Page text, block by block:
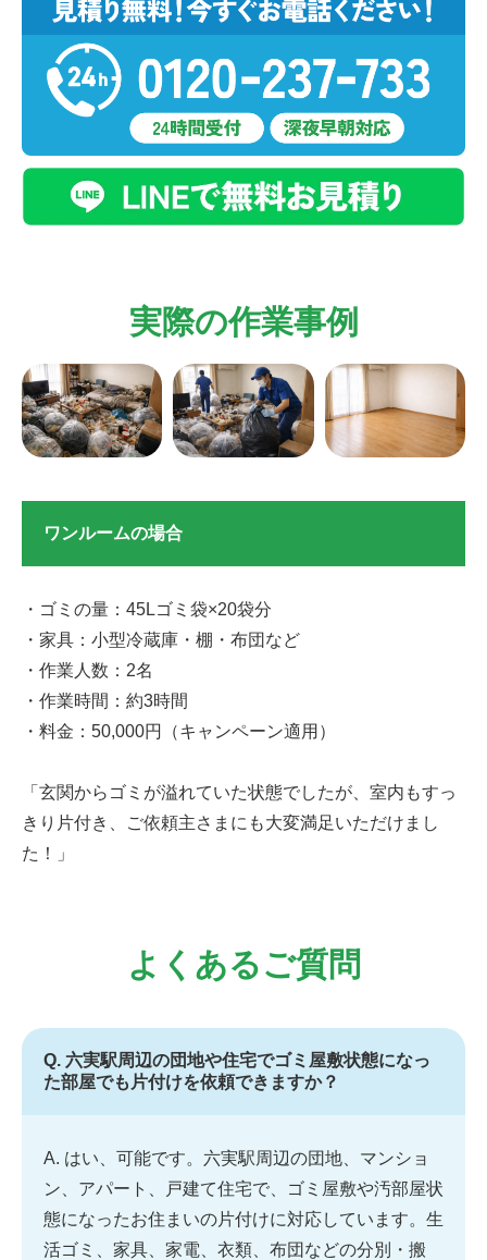
実際の作業事例
ワンルームの場合
・ゴミの量：45Lゴミ袋×20袋分
・家具：小型冷蔵庫・棚・布団など
・作業人数：2名
・作業時間：約3時間
・料金：50,000円（キャンペーン適用）
「玄関からゴミが溢れていた状態でしたが、室内もすっ
きり片付き、ご依頼主さまにも大変満足いただけまし
た！」
よくあるご質問
Q. 六実駅周辺の団地や住宅でゴミ屋敷状態になっ
た部屋でも片付けを依頼できますか？
A. はい、可能です。六実駅周辺の団地、マンショ
ン、アパート、戸建て住宅で、ゴミ屋敷や汚部屋状
態になったお住まいの片付けに対応しています。生
活ゴミ、家具、家電、衣類、布団などの分別・搬